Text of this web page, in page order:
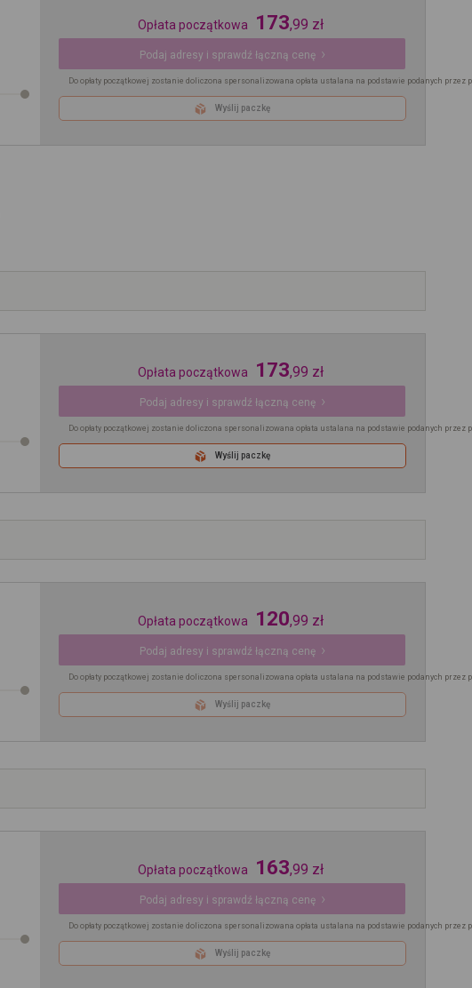
Opłata początkowa 173,99 zł
Podaj adresy i sprawdź łączną cenę
Do opłaty początkowej zostanie doliczona spersonalizowana opłata ustalana na podstawie podanych przez
Wyślij paczkę
Opłata początkowa 173,99 zł
Podaj adresy i sprawdź łączną cenę
Do opłaty początkowej zostanie doliczona spersonalizowana opłata ustalana na podstawie podanych przez
Wyślij paczkę
Opłata początkowa 120,99 zł
Podaj adresy i sprawdź łączną cenę
Do opłaty początkowej zostanie doliczona spersonalizowana opłata ustalana na podstawie podanych przez
Wyślij paczkę
Opłata początkowa 163,99 zł
Podaj adresy i sprawdź łączną cenę
Do opłaty początkowej zostanie doliczona spersonalizowana opłata ustalana na podstawie podanych przez
Wyślij paczkę